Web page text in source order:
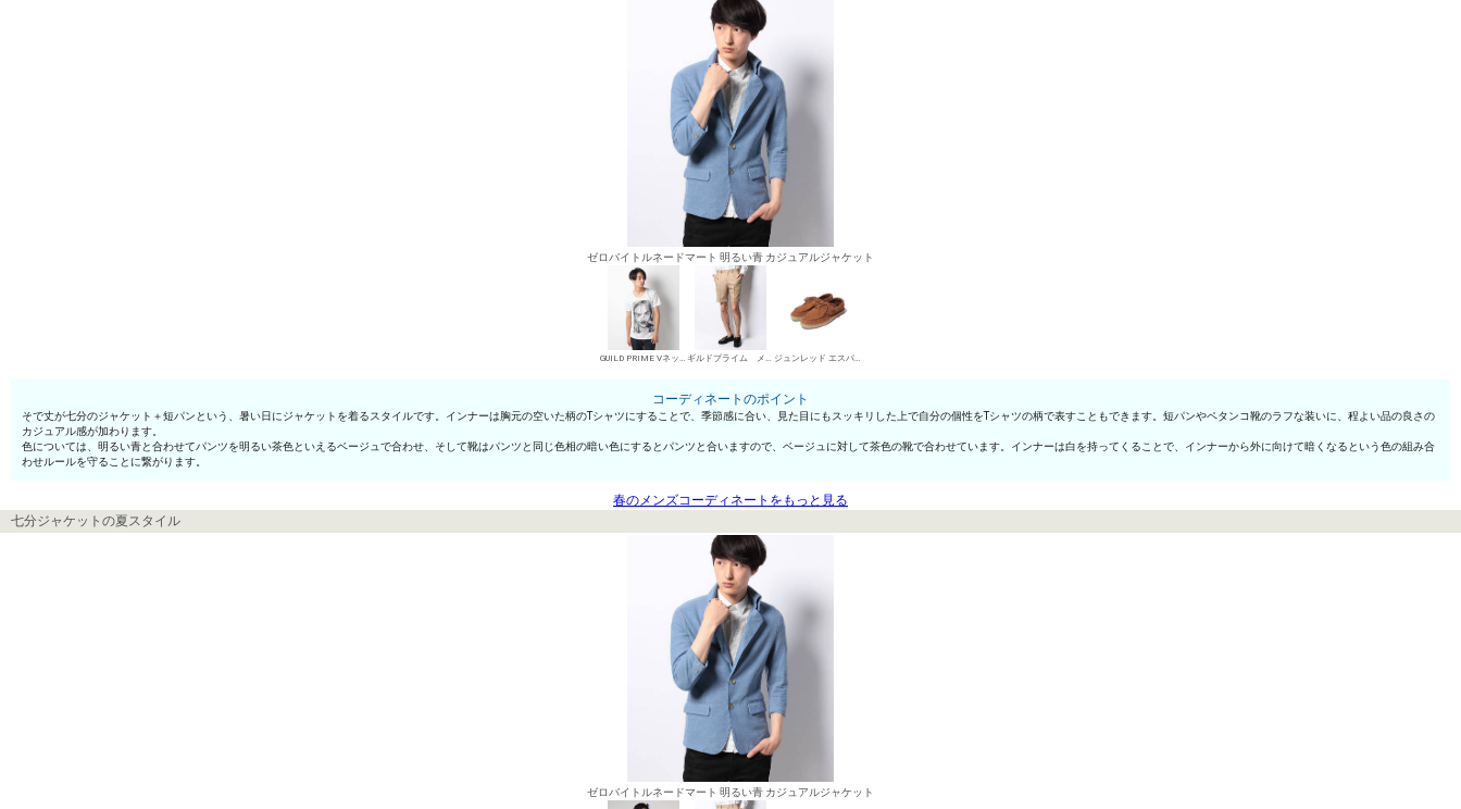
ゼロバイトルネードマート 明るい青 カジュアルジャケット
GUILD PRIME VネックTシャツ ギルドプライム メンズ チノパン・綿パン ジュンレッド エスパドリーユ
コーディネートのポイント
そで丈が七分のジャケット＋短パンという、暑い日にジャケットを着るスタイルです。インナーは胸元の空いた柄のTシャツにすることで、季節感に合い、見た目にもスッキリした上で自分の個性をTシャツの柄で表すこともできます。短パンやペタンコ靴のラフな装いに、程よい品の良さの
カジュアル感が加わります。
色については、明るい青と合わせてパンツを明るい茶色といえるベージュで合わせ、そして靴はパンツと同じ色相の暗い色にするとパンツと合いますので、ベージュに対して茶色の靴で合わせています。インナーは白を持ってくることで、インナーから外に向けて暗くなるという色の組み合
わせルールを守ることに繋がります。
春のメンズコーディネートをもっと見る
七分ジャケットの夏スタイル
ゼロバイトルネードマート 明るい青 カジュアルジャケット